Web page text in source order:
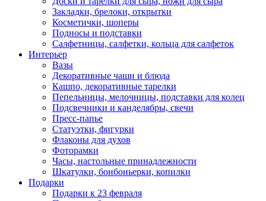
Закладки, брелоки, открытки
Косметички, шоперы
Подносы и подставки
Салфетницы, салфетки, кольца для салфеток
Интерьер
Вазы
Декоративные чаши и блюда
Кашпо, декоративные тарелки
Пепельницы, мелочницы, подставки для колец
Подсвечники и канделябры, свечи
Пресс-папье
Статуэтки, фигурки
Флаконы для духов
Фоторамки
Часы, настольные принадлежности
Шкатулки, бонбоньерки, копилки
Подарки
Подарки к 23 февраля